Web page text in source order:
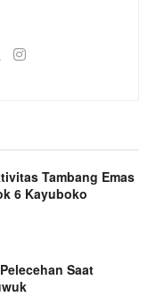
Tambang Emas
6 Kayuboko
Saat